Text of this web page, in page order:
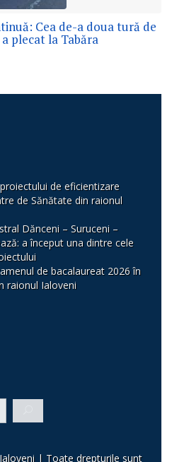
Cea de-a doua tură de
plecat la Tabăra
de eficientizare
de Sănătate din raionul
Dănceni – Suruceni –
a început una dintre cele
de bacalaureat 2026 în
raionul Ialoveni
| Toate drepturile sunt